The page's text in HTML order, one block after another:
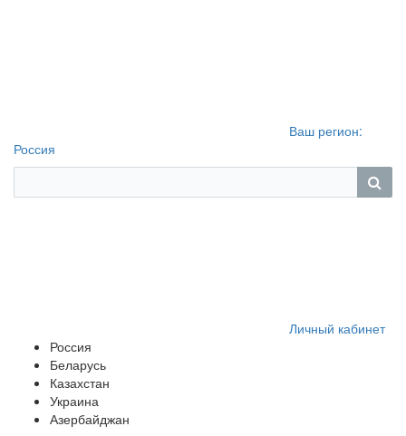
Ваш регион:
Россия
Личный кабинет
Россия
Беларусь
Казахстан
Украина
Азербайджан